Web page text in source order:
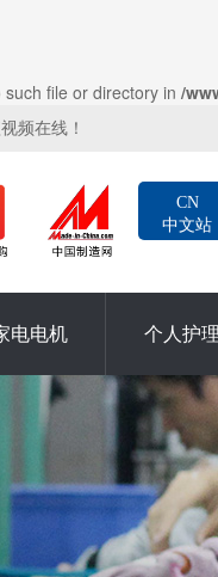
file or directory in /
频在线！
CN
中文站
电电机 个人护